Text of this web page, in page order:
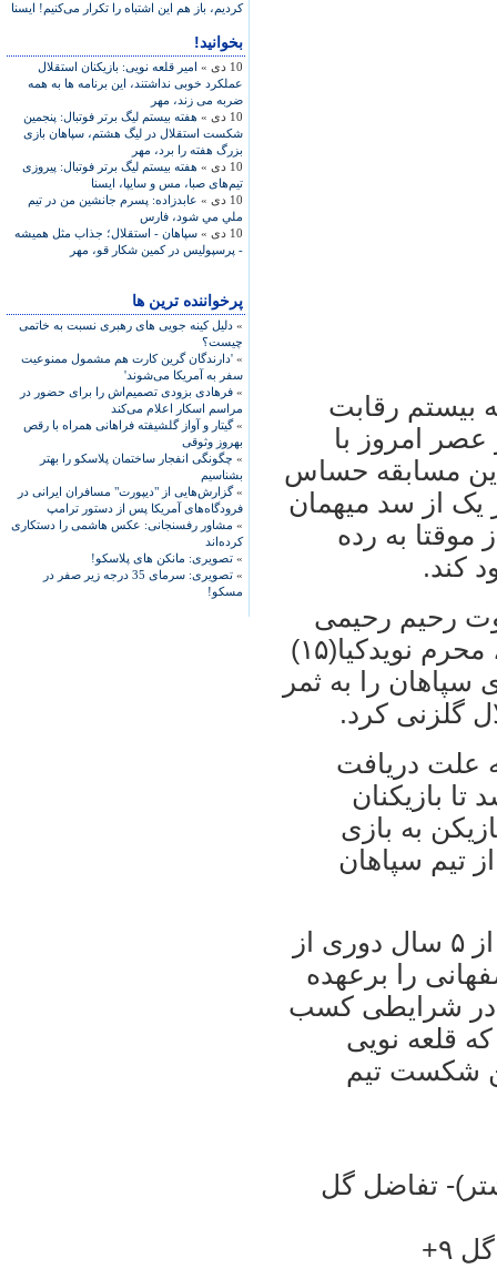
کرديم، باز هم اين اشتباه را تکرار می‌کنيم! ايسنا
بخوانید!
10 دی »
امير قلعه نويی: بازيکنان استقلال
عملکرد خوبی نداشتند، اين برنامه ها به همه
ضربه می زند، مهر
10 دی »
هفته بيستم ليگ برتر فوتبال: پنجمين
شکست استقلال در ليگ هشتم، سپاهان بازی
بزرگ هفته را برد، مهر
10 دی »
هفته‌ بيستم ليگ برتر فوتبال: پيروزی
تيم‌های صبا، مس و سايپا، ايسنا
10 دی »
عابدزاده: پسرم جانشين من در تيم
ملي مي شود، فارس
10 دی »
سپاهان - استقلال؛ جذاب مثل همیشه
- پرسپولیس در کمین شکار قو، مهر
پرخواننده ترین ها
» دلیل کینه جویی های رهبری نسبت به خاتمی
چیست؟
» 'دارندگان گرین کارت هم مشمول ممنوعیت
سفر به آمریکا می‌شوند'
» فرهادی بزودی تصمیم‌اش را برای حضور در
مراسم اسکار اعلام می‌کند
»گیتار و آواز گلشیفته فراهانی همراه با رقص
بهروز وثوقی
» چگونگی انفجار ساختمان پلاسکو را بهتر
بشناسیم
»گزارش‌هایی از "دیپورت" مسافران ایرانی در
فرودگاه‌های آمریکا پس از دستور ترامپ
» مشاور رفسنجانی: عکس هاشمی را دستکاری
کرده‌اند
» تصویری: مانکن های پلاسکو!
»
تصویری: سرمای 35 درجه زیر صفر در
مسکو!
بيستم رقابت
امروز با
اين مسابقه حساس
سپاهان اصفهان با نتيجه ۲ بر يک از سد ميهمان
گذشت تا با ۳۲ امتياز موقتا به رده
کند.
ساعت ۱۳:۳۰ با قضاوت رحيم رحيمی
مقدم در ورزشگاه فولادشهربرگزار شد، محرم نويدکيا(۱۵)
های سپاهان را به ثمر
جعفرپور در دقيقه (۸۱) به علت دريافت
بازيکنان
سپاهان تا پايان مسابقه با ۱۰ بازيکن به بازی
تيم سپاهان
فرهاد کاظمی که برای نخستين بار پس از ۵ سال دوری از
را برعهده
در شرايطی کسب
که قلعه نويی
شکست تيم
بازی بيشتر)- تفاضل گل